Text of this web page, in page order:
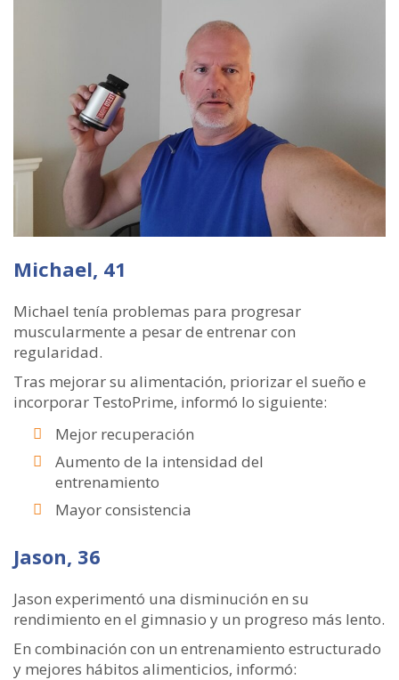
Michael, 41
Michael tenía problemas para progresar
muscularmente a pesar de entrenar con
regularidad.
Tras mejorar su alimentación, priorizar el sueño e
incorporar TestoPrime, informó lo siguiente:
Mejor recuperación
Aumento de la intensidad del
entrenamiento
Mayor consistencia
Jason, 36
Jason experimentó una disminución en su
rendimiento en el gimnasio y un progreso más lento.
En combinación con un entrenamiento estructurado
y mejores hábitos alimenticios, informó: